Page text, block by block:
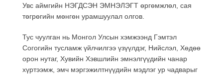
Увс аймгийн НЭГДСЭН ЭМНЭЛЭГТ өргөмжлөл, сая
төгрөгийн мөнгөн урамшуулал олгов.
Тус чуулган нь Монгол Улсын хэмжээнд Гэмтэл
Согогийн тусламж үйлчилгээ үзүүлдэг, Нийслэл, Хөдөө
орон нутаг, Хувийн Хэвшлийн эмнэлгүүдийн чанар
хүртээмж, эмч мэргэжилтнүүдийн мэдлэг ур чадварыг